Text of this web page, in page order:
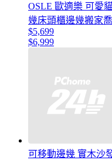
OSLE 歐適樂 可愛
幾床頭櫃邊幾搬家
$5,699
$6,999
可移動邊幾 實木沙